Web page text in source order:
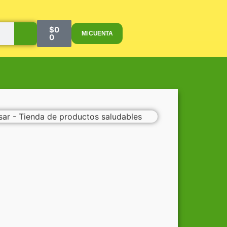
$0
0 MI CUENTA